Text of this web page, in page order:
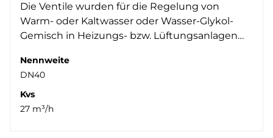
Die Ventile wurden für die Regelung von
Warm- oder Kaltwasser oder Wasser-Glykol-
Gemisch in Heizungs- bzw. Lüftungsanlagen…
Nennweite
DN40
Kvs
27 m³/h